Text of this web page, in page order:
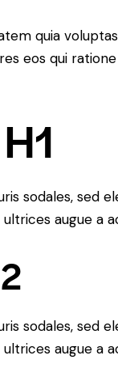
quia
eos qui
sodales, sed
augue a
sodales, sed
augue a